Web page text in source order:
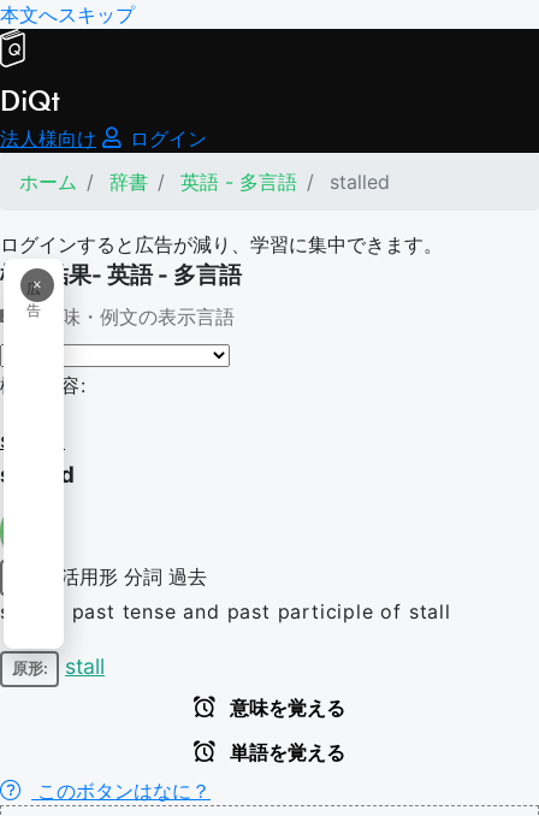
本文へスキップ
DiQt
法人様向け
ログイン
ホーム
辞書 英語 - 多言語 stalled
ログインすると広告が減り、学習に集中できます。
×
広
告
検索結果- 英語 - 多言語
意味・例文の表示言語
検索内容:
stalled
stalled
活用形 分詞 過去
simple past tense and past participle of stall
原形: stall
意味を覚える
単語を覚える
このボタンはなに？